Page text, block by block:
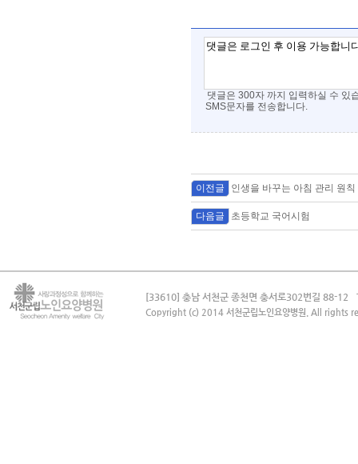
댓글은 300자 까지 입력하실 수 있
SMS문자를 전송합니다.
이전글 인생을 바꾸는 아침 관리 원
다음글 초등학교 국어시험
[33610] 충남 서천군 종천면 충서로302번길 88-12
Copyright (c) 2014 서천군립노인요양병원. All rights